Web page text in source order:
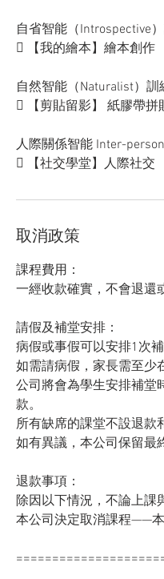
自省智能（Introspective
 【我的繪本】繪本創作
自然智能（Naturalist）訓
 【剪貼留影】 紙膠帶拼
人際關係智能 Inter-
 【社交學堂】人際社交
取消政策
課程費用：
一經收款確實，不會退還
請假及補堂安排：
病假或事假可以安排1次
如需請病假，家長需至少
公司將會為學生安排補堂
款。
所有缺席的課堂不設退款
如有異議，本公司保留最
退款事項：
除因以下情況，不論上課
本公司決定取消課程——